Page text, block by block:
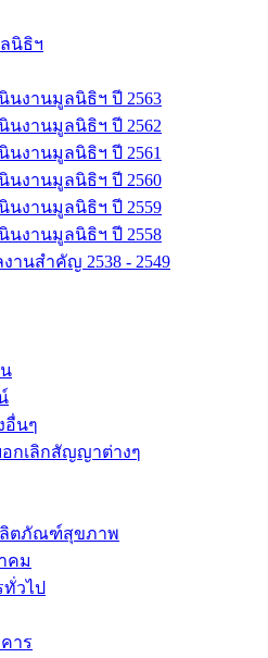
นิธิฯ
นงานมูลนิธิฯ ปี 2563
นงานมูลนิธิฯ ปี 2562
นงานมูลนิธิฯ ปี 2561
นงานมูลนิธิฯ ปี 2560
นงานมูลนิธิฯ ปี 2559
นงานมูลนิธิฯ ปี 2558
านสำคัญ 2538 - 2549
อื่นๆ
กเลิกสัญญาต่างๆ
ลิตภัณฑ์สุขภาพ
คม
วไป
าร